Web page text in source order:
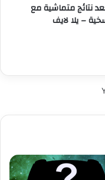
نتائج متماشية مع
– يلا لايف